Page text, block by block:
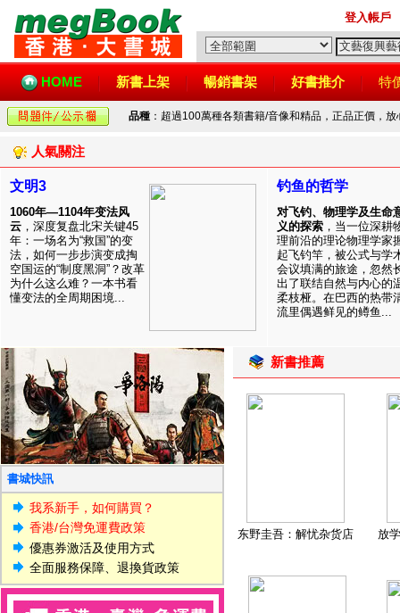
登入帳戶
HOME 新書上架 暢銷書架 好書推介 特
品種 ：超過100萬種各類書籍/音像和精品，正品正價，
人氣關注
文明3
1060年—1104年变法风
云 ，深度复盘北宋关键45
年：一场名为“救国”的变
法，如何一步步演变成掏
空国运的“制度黑洞”？改革
为什么这么难？一本书看
懂变法的全周期困境...
钓鱼的哲学
对飞钓、物理学及生命
义的探索 ，当一位深耕
理前沿的理论物理学家
起飞钓竿，被公式与学
会议填满的旅途，忽然
出了联结自然与内心的
柔枝桠。在巴西的热带
流里偶遇鲜见的鳟鱼...
書城快訊
我系新手，如何購買？
香港/台灣免運費政策
優惠券激活及使用方式
全面服務保障、退換貨政策
新書推薦
东野圭吾：解忧杂货店 放